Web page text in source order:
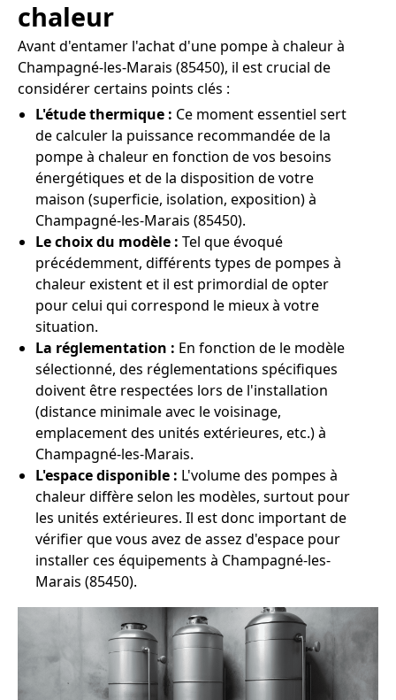
chaleur
Avant d'entamer l'achat d'une pompe à chaleur à
Champagné-les-Marais (85450), il est crucial de
considérer certains points clés :
L'étude thermique : Ce moment essentiel sert
de calculer la puissance recommandée de la
pompe à chaleur en fonction de vos besoins
énergétiques et de la disposition de votre
maison (superficie, isolation, exposition) à
Champagné-les-Marais (85450).
Le choix du modèle : Tel que évoqué
précédemment, différents types de pompes à
chaleur existent et il est primordial de opter
pour celui qui correspond le mieux à votre
situation.
La réglementation : En fonction de le modèle
sélectionné, des réglementations spécifiques
doivent être respectées lors de l'installation
(distance minimale avec le voisinage,
emplacement des unités extérieures, etc.) à
Champagné-les-Marais.
L'espace disponible : L'volume des pompes à
chaleur diffère selon les modèles, surtout pour
les unités extérieures. Il est donc important de
vérifier que vous avez de assez d'espace pour
installer ces équipements à Champagné-les-
Marais (85450).